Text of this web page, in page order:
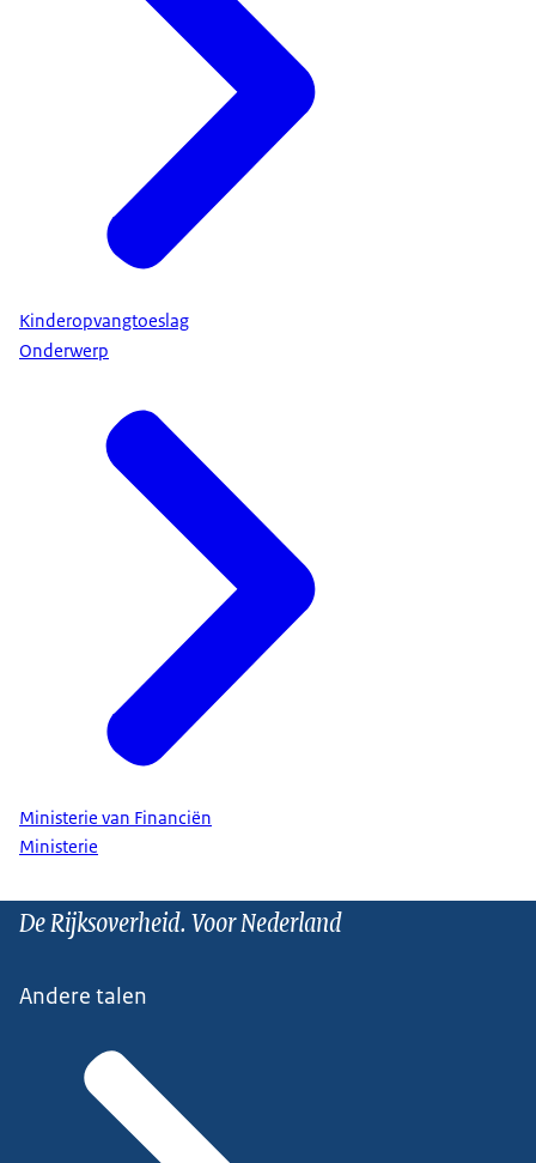
Kinderopvangtoeslag
Onderwerp
Ministerie van Financiën
Ministerie
De Rijksoverheid. Voor Nederland
Andere talen